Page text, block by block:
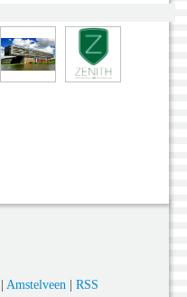
Amstelveen
RSS